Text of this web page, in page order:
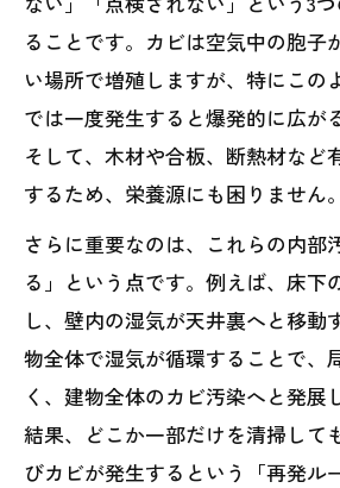
ることです。カビは空気中の胞子
い場所で増殖しますが、特にこの
では一度発生すると爆発的に広が
そして、木材や合板、断熱材など
するため、栄養源にも困りません。
さらに重要なのは、これらの内部
る」という点です。例えば、床下
し、壁内の湿気が天井裏へと移動
物全体で湿気が循環することで、
く、建物全体のカビ汚染へと発展
結果、どこか一部だけを清掃して
びカビが発生するという「再発ル